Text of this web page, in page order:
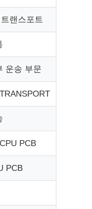
랜스포트
운송 부문
PCB
PCB